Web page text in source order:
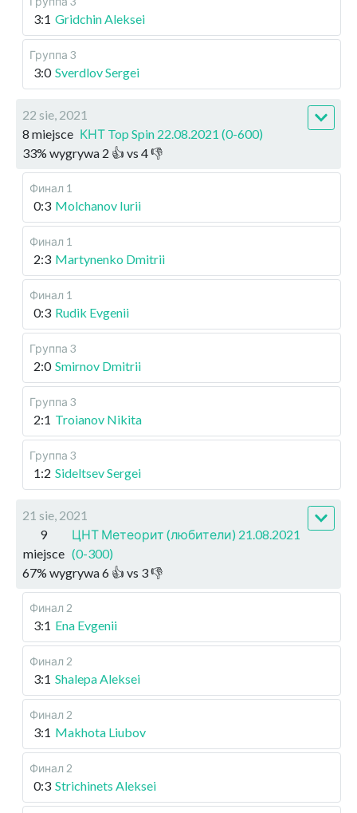
3:1 Gridchin Aleksei
Группа 3
3:0 Sverdlov Sergei
22 sie, 2021
8 miejsce КНТ Top Spin 22.08.2021 (0-600)
33% wygrywa 2 👍 vs 4👎
Финал 1
0:3 Molchanov Iurii
Финал 1
2:3 Martynenko Dmitrii
Финал 1
0:3 Rudik Evgenii
Группа 3
2:0 Smirnov Dmitrii
Группа 3
2:1 Troianov Nikita
Группа 3
1:2 Sideltsev Sergei
21 sie, 2021
9
miejsce
ЦНТ Метеорит (любители) 21.08.2021
(0-300)
67% wygrywa6 👍 vs 3👎
Финал 2
3:1 Ena Evgenii
Финал 2
3:1 Shalepa Aleksei
Финал 2
3:1 Makhota Liubov
Финал 2
0:3 Strichinets Aleksei